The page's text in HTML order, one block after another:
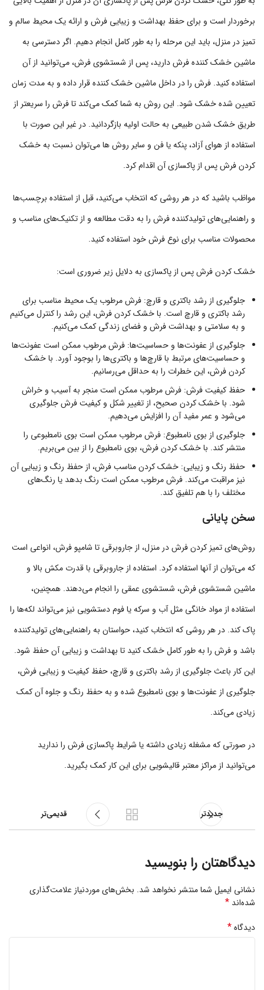
برخوردار است و برای حفظ بهداشت و زیبایی فرش و ارائه یک محیط سالم و
تمیز در منزل، باید این مرحله را به طور کامل انجام دهیم. اگر دسترسی به
ماشین خشک کننده فرش دارید، پس از شستشوی فرش، می‌توانید از آن
استفاده کنید. فرش را در داخل ماشین خشک کننده قرار داده و به مدت زمان
تعیین شده خشک شود. این روش به شما کمک می‌کند تا فرش را سریعتر از
طریق خشک شدن طبیعی به حالت اولیه بازگردانید. در غیر این صورت با
استفاده از هوای آزاد، پنکه یا فن و سایر روش ها می‌توان نسبت به خشک
کردن فرش پس از پاکسازی آن اقدام کرد.
مواظب باشید که در هر روشی که انتخاب می‌کنید، قبل از استفاده برچسب‌ها
و راهنمایی‌های تولیدکننده فرش را به دقت مطالعه و از تکنیک‌های مناسب و
محصولات مناسب برای نوع فرش خود استفاده کنید.
خشک کردن فرش پس از پاکسازی به دلایل زیر ضروری است:
جلوگیری از رشد باکتری و قارچ: فرش مرطوب یک محیط مناسب برای
رشد باکتری و قارچ است. با خشک کردن فرش، این رشد را کنترل می‌کنیم
و به سلامتی و بهداشت فرش و فضای زندگی کمک می‌کنیم.
جلوگیری از عفونت‌ها و حساسیت‌ها: فرش مرطوب ممکن است عفونت‌ها
و حساسیت‌های مرتبط با قارچ‌ها و باکتری‌ها را بوجود آورد. با خشک
کردن فرش، این خطرات را به حداقل می‌رسانیم.
حفظ کیفیت فرش: فرش مرطوب ممکن است منجر به آسیب و خراش
شود. با خشک کردن صحیح، از تغییر شکل و کیفیت فرش جلوگیری
می‌شود و عمر مفید آن را افزایش می‌دهیم.
جلوگیری از بوی نامطبوع: فرش مرطوب ممکن است بوی نامطبوعی را
منتشر کند. با خشک کردن فرش، بوی نامطبوع را از بین می‌بریم.
حفظ رنگ و زیبایی: خشک کردن مناسب فرش، از حفظ رنگ و زیبایی آن
نیز مراقبت می‌کند. فرش مرطوب ممکن است رنگ بدهد یا رنگ‌های
مختلف را با هم تلفیق کند.
سخن پایانی
روش‌های تمیز کردن فرش در منزل، از جاروبرقی تا شامپو فرش، انواعی است
که می‌توان از آنها استفاده کرد. استفاده از جاروبرقی با قدرت مکش بالا و
ماشین شستشوی فرش، شستشوی عمقی را انجام می‌دهند. همچنین،
استفاده از مواد خانگی مثل آب و سرکه یا فوم دستشویی نیز می‌تواند لکه‌ها را
پاک کند. در هر روشی که انتخاب کنید، حواستان به راهنمایی‌های تولیدکننده
باشد و فرش را به طور کامل خشک کنید تا بهداشت و زیبایی آن حفظ شود.
این کار باعث جلوگیری از رشد باکتری و قارچ، حفظ کیفیت و زیبایی فرش،
جلوگیری از عفونت‌ها و بوی نامطبوع شده و به حفظ رنگ و جلوه آن کمک
زیادی می‌کند.
در صورتی که مشغله زیادی داشته یا شرایط پاکسازی فرش را ندارید
می‌توانید از مراکز معتبر قالیشویی برای این کار کمک بگیرید.
جدیدتر قدیمی‌تر
دیدگاهتان را بنویسید
نشانی ایمیل شما منتشر نخواهد شد. بخش‌های موردنیاز علامت‌گذاری
شده‌اند *
دیدگاه*